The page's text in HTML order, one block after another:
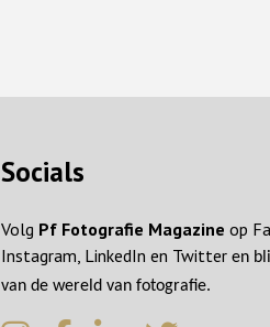
Socials
Volg Pf Fotografie Magazine op
Instagram, LinkedIn en Twitteren
van de wereld van fotografie.